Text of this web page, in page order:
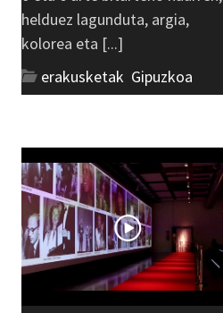
helduez lagunduta, argia,
kolorea eta [...]
erakusketak Gipuzkoa